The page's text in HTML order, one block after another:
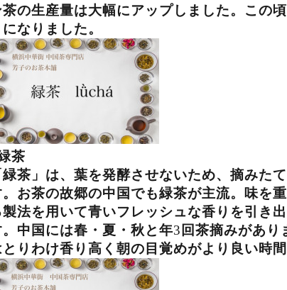
茶の生産量は大幅にアップしました。この
なりました。
茶
緑茶」は、葉を発酵させないため、摘みた
。お茶の故郷の中国でも緑茶が主流。味を
製法を用いて青いフレッシュな香りを引き
。中国には春・夏・秋と年3 回茶摘みがあり
りわけ香り高く朝の目覚めがより良い時間